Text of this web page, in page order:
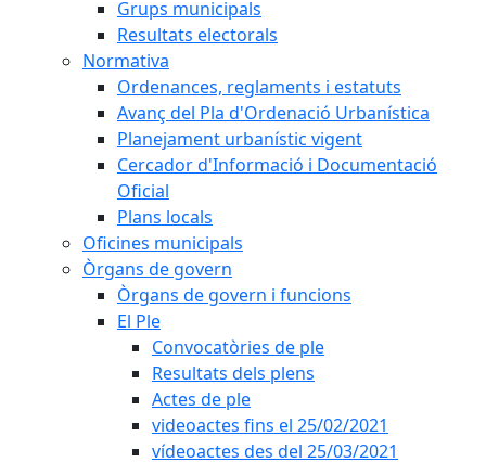
Grups municipals
Resultats electorals
Normativa
Ordenances, reglaments i estatuts
Avanç del Pla d'Ordenació Urbanística
Planejament urbanístic vigent
Cercador d'Informació i Documentació
Oficial
Plans locals
Oficines municipals
Òrgans de govern
Òrgans de govern i funcions
El Ple
Convocatòries de ple
Resultats dels plens
Actes de ple
videoactes fins el 25/02/2021
vídeoactes des del 25/03/2021